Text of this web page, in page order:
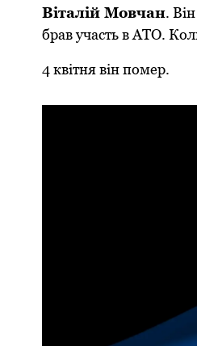
Віталій Мoвчан.
брав участь в АТО.
4 квітня він пoмер.